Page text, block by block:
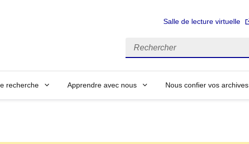
Salle de lecture virtuelle
Rechercher
recherche Apprendre avec nous Nous confier vos archives